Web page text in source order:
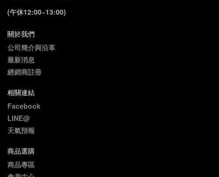
(午休12:00~13:00)
關於我們
公司簡介與沿革
最新消息
經銷商註冊
相關連結
Facebook
LINE@
天氣預報
商品選購
商品專區